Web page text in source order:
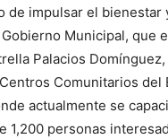
de impulsar el bienestar
Municipal, que
Palacios
Comunitarios del
actualmente se
1,200 personas